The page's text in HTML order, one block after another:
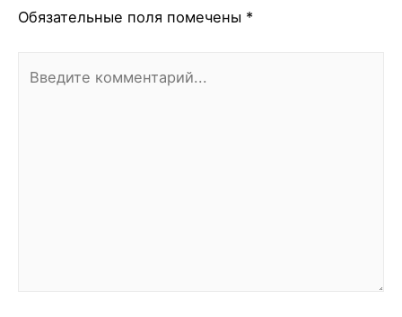
Обязательные поля помечены *